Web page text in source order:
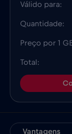
Válido para:
Quantidade:
Preço por 1
Total:
Vantagens